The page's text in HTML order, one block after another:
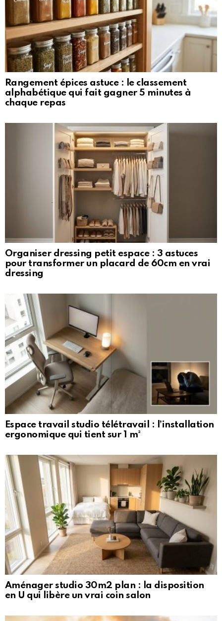
Rangement épices astuce : le classement
alphabétique qui fait gagner 5 minutes à
chaque repas
Organiser dressing petit espace : 3 astuces
pour transformer un placard de 60cm en vrai
dressing
Espace travail studio télétravail : l’installation
ergonomique qui tient sur 1 m²
Aménager studio 30m2 plan : la disposition
en U qui libère un vrai coin salon